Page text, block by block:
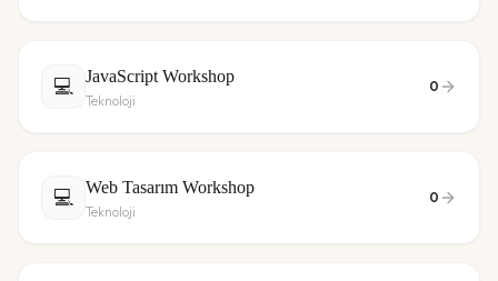
💻 JavaScript Workshop
Teknoloji
0
💻 Web Tasarım Workshop
Teknoloji
0